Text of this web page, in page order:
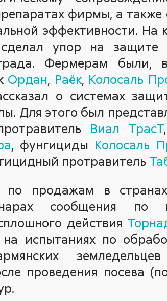
фирмы, а также
эффективности. На
упор на защите
Фермерам были, в
Ордан Раёк, Колосаль
о системах
Для этого был
Виал ТрасТ
, фунгициды Колосаль
протравитель
по продажам в
сообщения по
действия
испытаниях по
земледельцев
проведения посева